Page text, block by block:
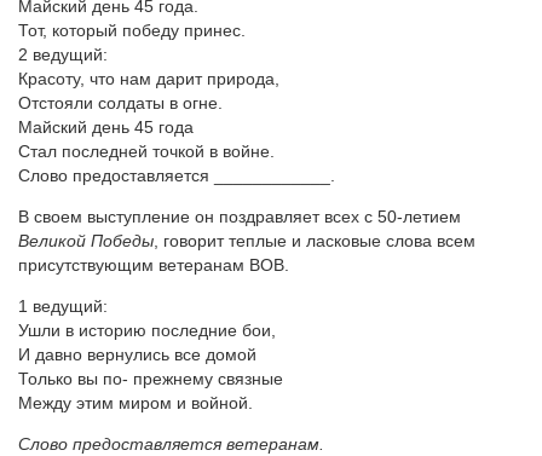
Майский день 45 года.
Тот, который победу принес.
2 ведущий:
Красоту, что нам дарит природа,
Отстояли солдаты в огне.
Майский день 45 года
Стал последней точкой в войне.
Слово предоставляется ____________.
В своем выступление он поздравляет всех с 50-летием
Великой Победы , говорит теплые и ласковые слова всем
присутствующим ветеранам ВОВ.
1 ведущий:
Ушли в историю последние бои,
И давно вернулись все домой
Только вы по- прежнему связные
Между этим миром и войной.
Слово предоставляется ветеранам.